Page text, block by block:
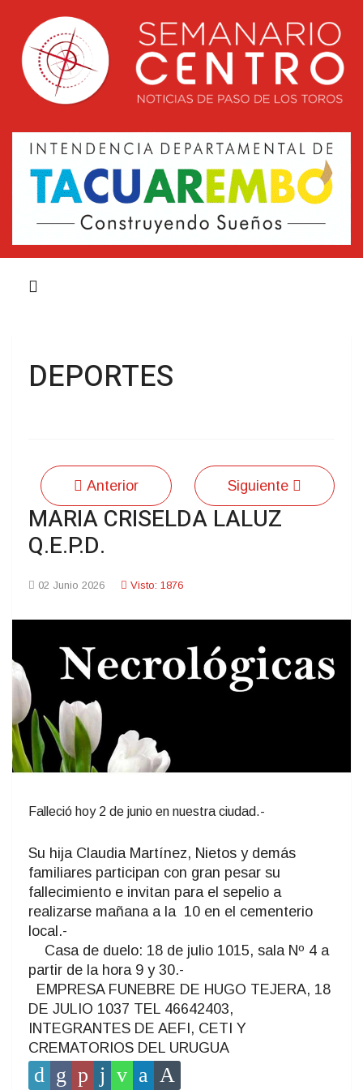
DEPORTES
Anterior Siguiente
MARIA CRISELDA LALUZ
Q.E.P.D.
02 Junio 2026 Visto: 1876
Falleció hoy 2 de junio en nuestra ciudad.-
Su hija Claudia Martínez, Nietos y demás
familiares participan con gran pesar su
fallecimiento e invitan para el sepelio a
realizarse mañana a la 10 en el cementerio
local.-
Casa de duelo: 18 de julio 1015, sala Nº 4 a
partir de la hora 9 y 30.-
EMPRESA FUNEBRE DE HUGO TEJERA, 18
DE JULIO 1037 TEL 46642403,
INTEGRANTES DE AEFI, CETI Y
CREMATORIOS DEL URUGUA